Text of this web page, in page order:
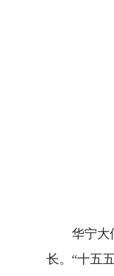
华宁大
长。“十五